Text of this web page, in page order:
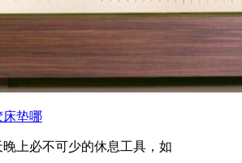
床垫哪
上必不可少的休息工具，如